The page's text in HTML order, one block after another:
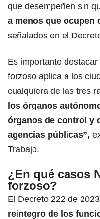
que desempeñen sin
a menos que ocupen
señalados en el
Es importante
forzoso aplica a los
cualquiera de las tres
los órganos
órganos de control y
agencias públicas”,
Trabajo.
¿En qué casos
forzoso?
El Decreto 222 de
reintegro de los